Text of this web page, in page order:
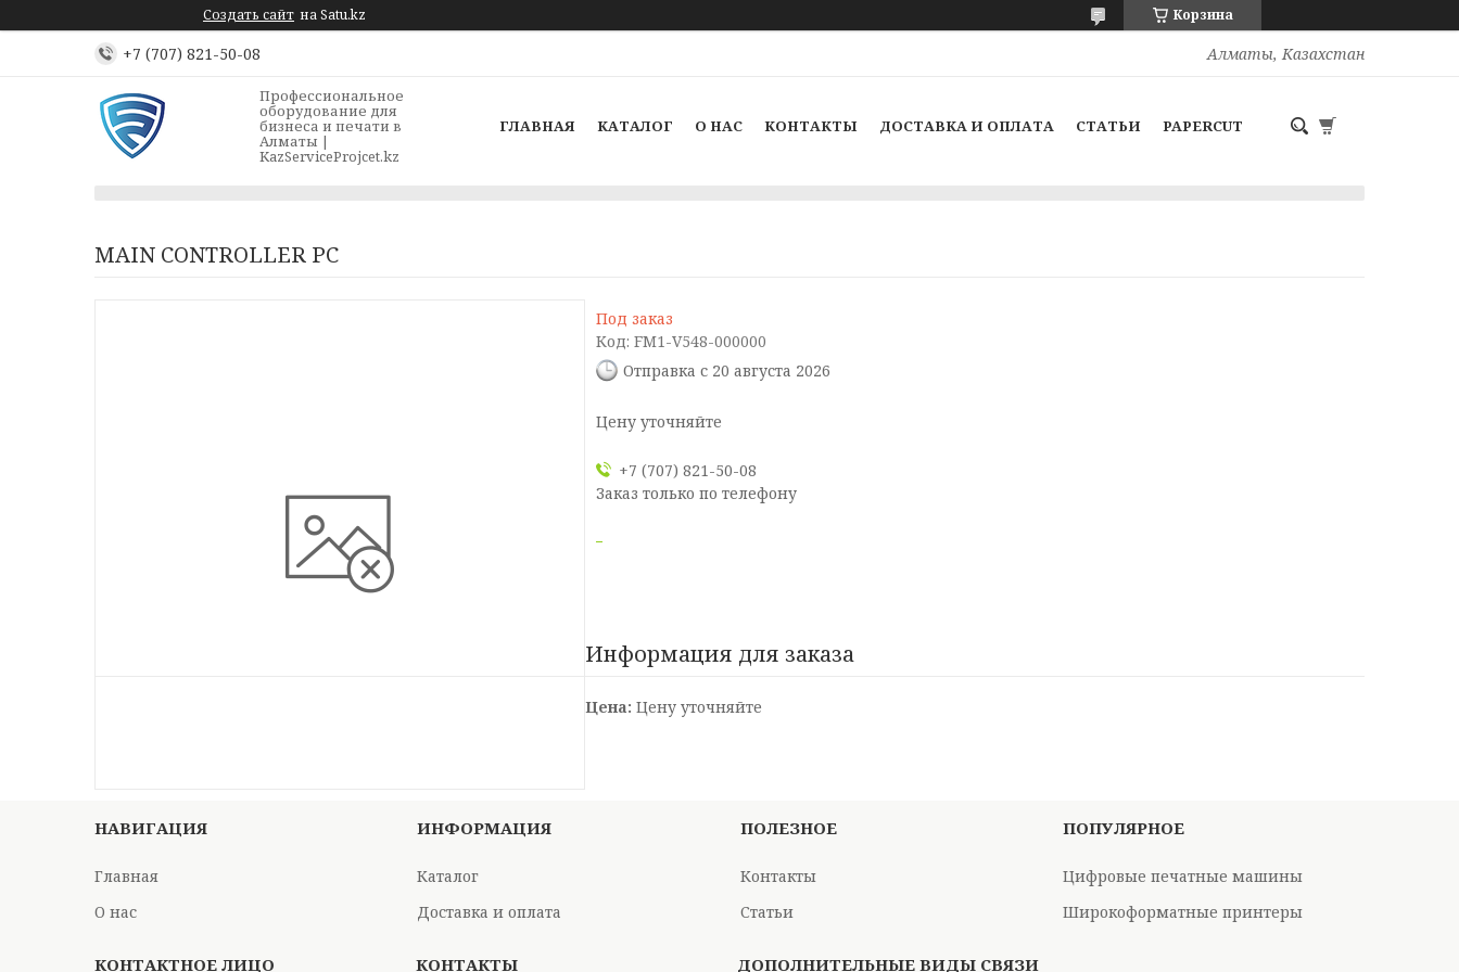
Создать сайт на Satu.kz Корзина
+7 (707) 821-50-08 Алматы, Казахстан
Профессиональное
оборудование для
бизнеса и печати в
Алматы |
KazServiceProjcet.kz
ГЛАВНАЯ КАТАЛОГ О НАС КОНТАКТЫ ДОСТАВКА И ОПЛАТА СТАТЬИ PAPERCUT
MAIN CONTROLLER PC
Под заказ
Код: FM1-V548-000000
Отправка с 20 августа 2026
Цену уточняйте
+7 (707) 821-50-08
Заказ только по телефону
Информация для заказа
Цена: Цену уточняйте
НАВИГАЦИЯ
Главная
О нас
ИНФОРМАЦИЯ
Каталог
Доставка и оплата
ПОЛЕЗНОЕ
Контакты
Статьи
ПОПУЛЯРНОЕ
Цифровые печатные машины
Широкоформатные принтеры